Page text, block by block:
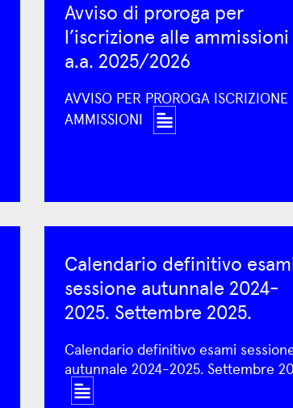
Avviso di proroga per
l’iscrizione alle ammissioni
a.a. 2025/2026
AVVISO PER PROROGA ISCRIZIONE
AMMISSIONI
Calendario definitivo
sessione autunnale 2024-
2025. Settembre 2025.
Calendario definitivo esami
autunnale 2024-2025. Settembre